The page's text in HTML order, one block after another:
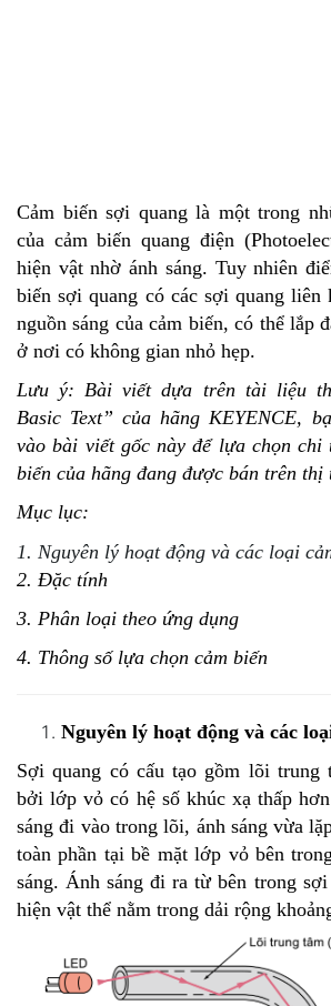
Cảm biến sợi quang là một trong
của cảm biến quang điện
hiện vật nhờ ánh sáng. Tuy nhiên
biến sợi quang có các sợi quang liên
nguồn sáng của cảm biến, có thể lắp
ở nơi có không gian nhỏ hẹp.
Lưu ý: Bài viết dựa trên tài liệu
Basic Text” của hãng KEYENCE,
vào bài viết gốc này để lựa chọn chi
biến của hãng đang được bán trên thị
Mục lục:
1. Nguyên lý hoạt động và các loại
2. Đặc tính
3. Phân loại theo ứng dụng
4. Thông số lựa chọn cảm biến
Nguyên lý hoạt động và các
Sợi quang có cấu tạo gồm lõi trung
bởi lớp vỏ có hệ số khúc xạ thấp
sáng đi vào trong lõi, ánh sáng vừa
toàn phần tại bề mặt lớp vỏ bên
sáng. Ánh sáng đi ra từ bên trong
hiện vật thể nằm trong dải rộng